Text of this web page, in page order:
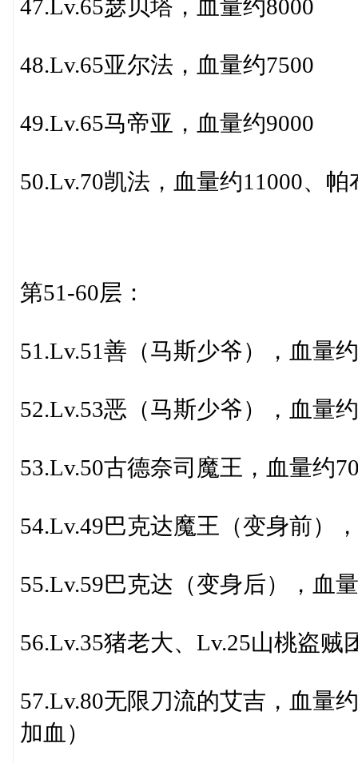
47.Lv.65瑟贝塔，血量约8000
48.Lv.65亚尔法，血量约7500
49.Lv.65马帝亚，血量约9000
50.Lv.70凯法，血量约11000、
第51-60层：
51.Lv.51善（马斯少爷），血量
52.Lv.53恶（马斯少爷），血量
53.Lv.50古德奈司魔王，血量约
54.Lv.49巴克达魔王（变身前）
55.Lv.59巴克达（变身后），血
56.Lv.35猪老大、Lv.25山桃盗贼
57.Lv.80无限刀流的艾吉，血量
加血）